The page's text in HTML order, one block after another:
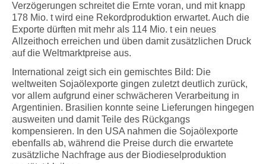
Verzögerungen schreitet die Ernte voran, und mit knapp
178 Mio. t wird eine Rekordproduktion erwartet. Auch die
Exporte dürften mit mehr als 114 Mio. t ein neues
Allzeithoch erreichen und üben damit zusätzlichen Druck
auf die Weltmarktpreise aus.
International zeigt sich ein gemischtes Bild: Die
weltweiten Sojaölexporte gingen zuletzt deutlich zurück,
vor allem aufgrund einer schwächeren Verarbeitung in
Argentinien. Brasilien konnte seine Lieferungen hingegen
ausweiten und damit Teile des Rückgangs
kompensieren. In den USA nahmen die Sojaölexporte
ebenfalls ab, während die Preise durch die erwartete
zusätzliche Nachfrage aus der Biodieselproduktion